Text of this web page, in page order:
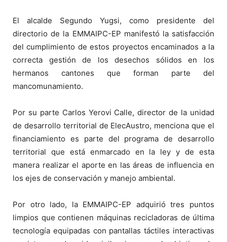
El alcalde Segundo Yugsi, como presidente del
directorio de la EMMAIPC-EP manifestó la satisfacción
del cumplimiento de estos proyectos encaminados a la
correcta gestión de los desechos sólidos en los
hermanos cantones que forman parte del
mancomunamiento.
Por su parte Carlos Yerovi Calle, director de la unidad
de desarrollo territorial de ElecAustro, menciona que el
financiamiento es parte del programa de desarrollo
territorial que está enmarcado en la ley y de esta
manera realizar el aporte en las áreas de influencia en
los ejes de conservación y manejo ambiental.
Por otro lado, la EMMAIPC-EP adquirió tres puntos
limpios que contienen máquinas recicladoras de última
tecnología equipadas con pantallas táctiles interactivas